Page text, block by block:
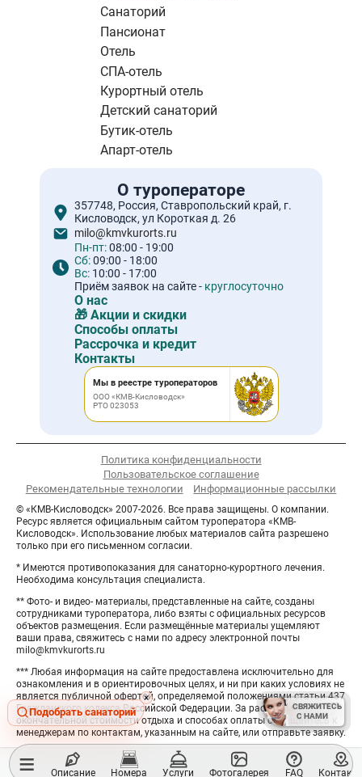
≡ Описание Номера Услуги Фотогалерея FAQ
Санаторий
Пансионат
Отель
СПА-отель
Курортный отель
Детский санаторий
Бутик-отель
Апарт-отель
О туроператоре
357748, Россия, Ставропольский край, г.
Кисловодск, ул Короткая д. 26
milo@kmvkurorts.ru
Пн-пт:08:00 - 19:00
Сб:09:00 - 18:00
Вс: 10:00 - 17:00
Приём заявок на сайте - круглосуточно
О нас
🎁 Акции и скидки
Способы оплаты
Рассрочка и кредит
Контакты
Мы в реестре туроператоров
ООО «КМВ-Кисловодск»
РТО 023053
Политика конфиденциальности
Пользовательское соглашение
Рекомендательные технологии
Информационные рассылки
© «КМВ-Кисловодск» 2007-2026. Все права защищены. О компании.
Ресурс является официальным сайтом туроператора «КМВ-
Кисловодск». Использование любых материалов сайта разрешено
только при его письменном согласии.
* Имеются противопоказания для санаторно-курортного лечения.
Необходима консультация специалиста.
** Фото- и видео- материалы, представленные на сайте, созданы
сотрудниками туроператора, либо взяты с официальных ресурсов
объектов размещения. Если размещённые материалы ущемляют
ваши права, свяжитесь с нами по адресу электронной почты
milo@kmvkurorts.ru
*** Любая информация на сайте предоставлена исключительно для
ознакомления и в ориентировочных целях, и ни при каких условиях не
является публичной офертой, определяемой положениями статьи 437
Гражданского кодекса Российской Федерации. За расчётом
окончательной стоимости отдыха и способах оплаты обращайтесь к
менеджерам по контактам, указанным на сайте, или отправьте заявку.
Подобрать санаторий
Hide
button
×
СВЯЖИТЕСЬ
С НАМИ
СВЯЖИТЕСЬ
С НАМИ